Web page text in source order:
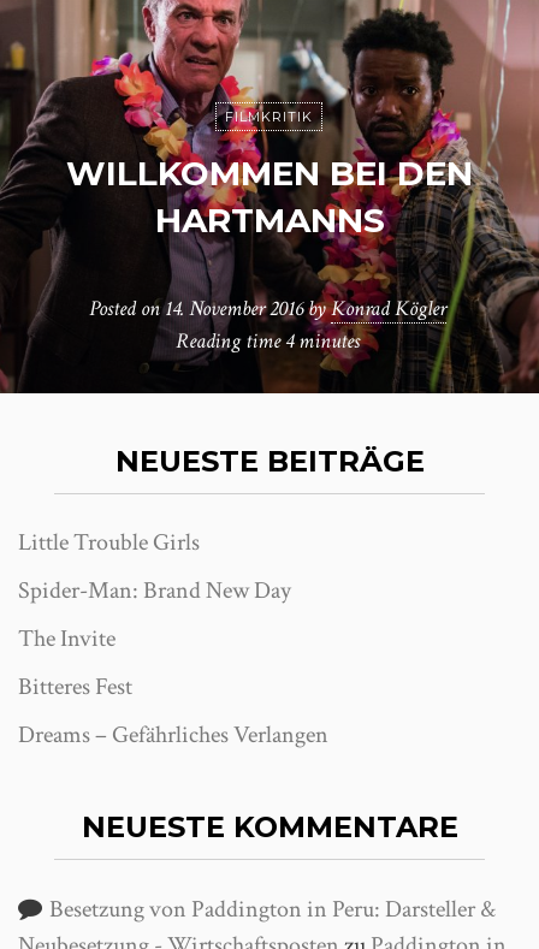
FILMKRITIK
WILLKOMMEN BEI DEN
HARTMANNS
Posted on14. November 2016byKonrad Kögler
Reading time4 minutes
NEUESTE BEITRÄGE
Little Trouble Girls
Spider-Man: Brand New Day
The Invite
Bitteres Fest
Dreams – Gefährliches Verlangen
NEUESTE KOMMENTARE
Besetzung von Paddington in Peru: Darsteller &